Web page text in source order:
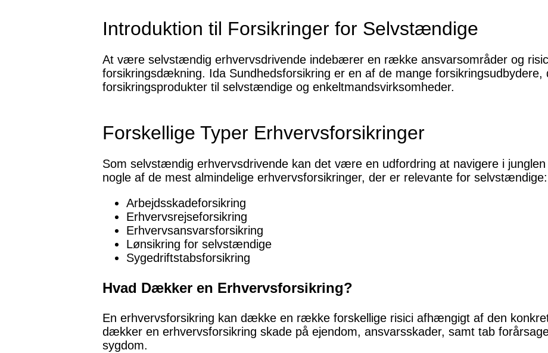
Introduktion til Forsikringer for Selvstændige
At være selvstændig erhvervsdrivende indebærer en række ansvarsområder og
forsikringsdækning. Ida Sundhedsforsikring er en af de mange forsikringsudbydere,
forsikringsprodukter til selvstændige og enkeltmandsvirksomheder.
Forskellige Typer Erhvervsforsikringer
Som selvstændig erhvervsdrivende kan det være en udfordring at navigere i
nogle af de mest almindelige erhvervsforsikringer, der er relevante for selvstændige:
Arbejdsskadeforsikring
Erhvervsrejseforsikring
Erhvervsansvarsforsikring
Lønsikring for selvstændige
Sygedriftstabsforsikring
Hvad Dækker en Erhvervsforsikring?
En erhvervsforsikring kan dække en række forskellige risici afhængigt af den
dækker en erhvervsforsikring skade på ejendom, ansvarsskader, samt tab
sygdom.